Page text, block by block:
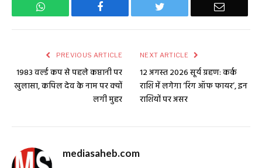
WhatsApp Facebook Twitter Email
PREVIOUS ARTICLE
1983 वर्ल्ड कप से पहले कप्तानी पर
खुलासा, कपिल देव के नाम पर क्यों
लगी मुहर
NEXT ARTICLE
12 अगस्त 2026 सूर्य ग्रहण: कर्क
राशि में लगेगा ‘रिंग ऑफ फायर’, इन
राशियों पर असर
mediasaheb.com